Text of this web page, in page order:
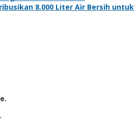
8.000 Liter Air Bersih untuk